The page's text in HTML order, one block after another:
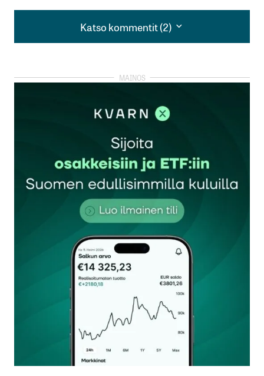
Katso kommentit (2)
Katso kommentit (2)
vuiteen 2021, joten kannattaisi varmaan
sieltä ei saa. Sijoitusmarkkinat on muuttuneet
aikalailla sen jälkeem, vai mitä toimittajan on
5.2.2023 at 11:51
Vastaa
Hyvä huomio. Osaatko sanoa, mistä löytyy tieto
tuosta opettamiseen käytetyn datan
loppumisesta vuoteen 2021? Se on kyllä
erikoista, koska monet käyttäjien haluamat
vastaukset varmasti koskevat ajankohtaisia
kysymyksiä.
Jorma Erkkilä
5.2.2023 at 15:23
Vastaa